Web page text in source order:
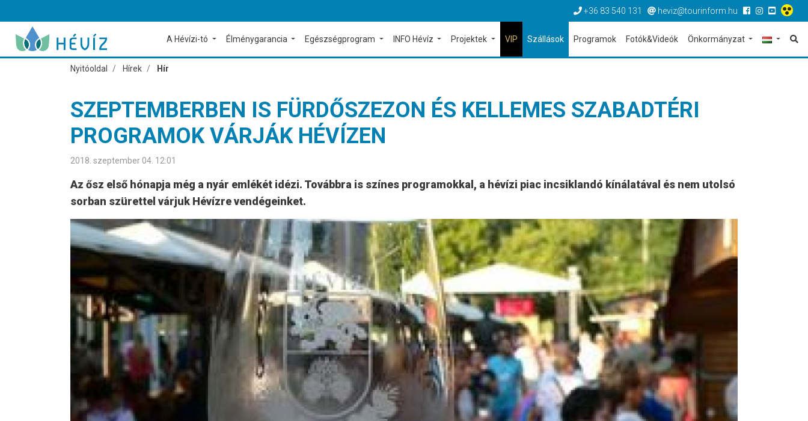
+36 83 540 131 heviz@tourinform.hu
A Hévízi-tó Élménygarancia Egészségprogram INFO Hévíz Projektek VIP Szállások Programok Fotók&Videók Önkormányzat
Nyitóoldal Hírek Hír
SZEPTEMBERBEN IS FÜRDŐSZEZON ÉS KELLEMES SZABADTÉRI
PROGRAMOK VÁRJÁK HÉVÍZEN
2018. szeptember 04. 12:01
Az ősz első hónapja még a nyár emlékét idézi. Továbbra is színes programokkal, a hévízi piac incsiklandó kínálatával és nem utolsó
sorban szürettel várjuk Hévízre vendégeinket.